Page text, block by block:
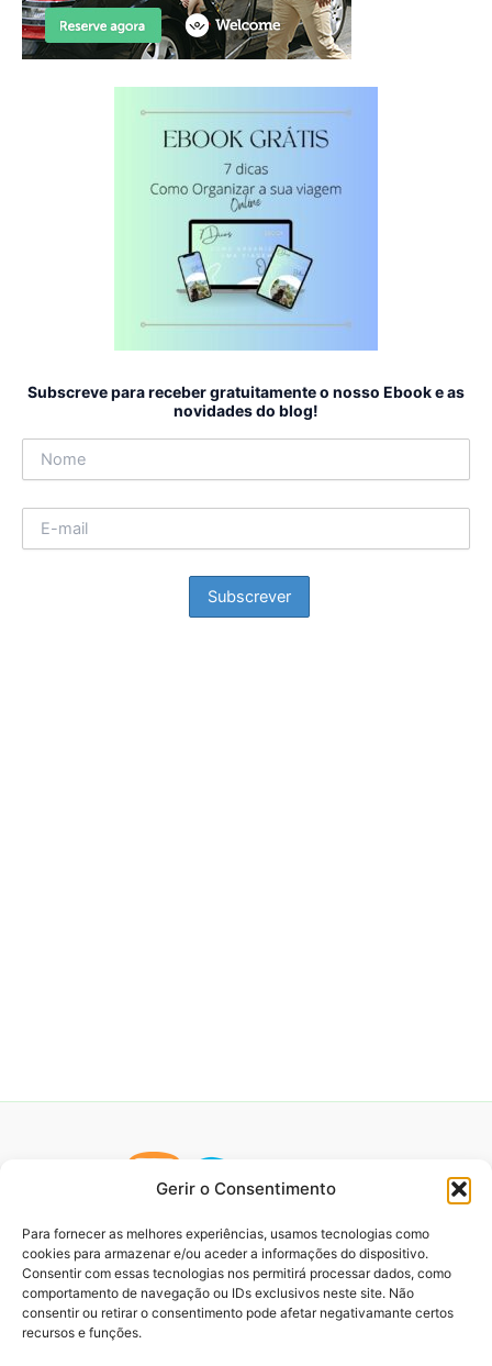
Gerir o Consentimento
Para fornecer as melhores experiências, usamos tecnologias como
cookies para armazenar e/ou aceder a informações do dispositivo.
Consentir com essas tecnologias nos permitirá processar dados, como
comportamento de navegação ou IDs exclusivos neste site. Não
consentir ou retirar o consentimento pode afetar negativamante certos
recursos e funções.
Subscreve para receber gratuitamente o nosso Ebook e as
novidades do blog!